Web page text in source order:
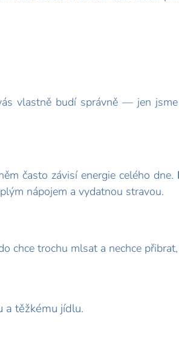
vlastně budí správně — jen
často závisí energie celého dne.
nápojem a vydatnou stravou.
chce trochu mlsat a nechce
a těžkému jídlu.